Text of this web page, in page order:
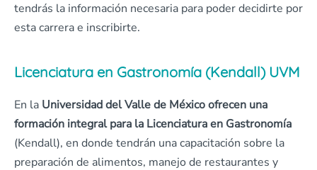
tendrás la información necesaria para poder decidirte por
esta carrera e inscribirte.
Licenciatura en Gastronomía (Kendall) UVM
En la Universidad del Valle de México ofrecen una
formación integral para la Licenciatura en Gastronomía
(Kendall), en donde tendrán una capacitación sobre la
preparación de alimentos, manejo de restaurantes y